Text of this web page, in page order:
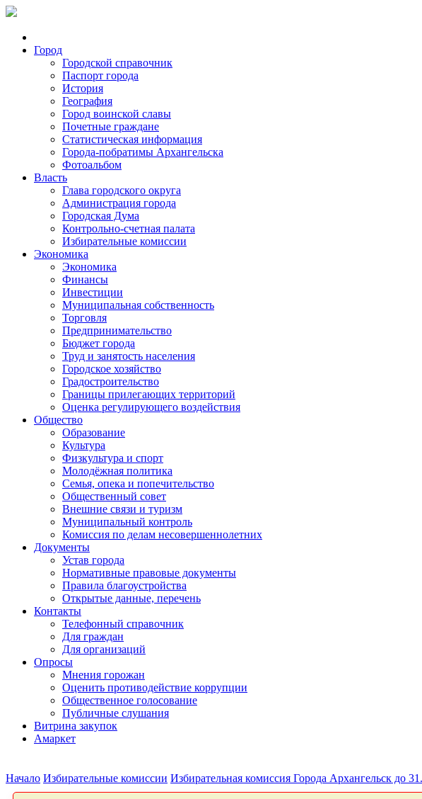
Город
Городской справочник
Паспорт города
История
География
Город воинской славы
Почетные граждане
Статистическая информация
Города-побратимы Архангельска
Фотоальбом
Власть
Глава городского округа
Администрация города
Городская Дума
Контрольно-счетная палата
Избирательные комиссии
Экономика
Экономика
Финансы
Инвестиции
Муниципальная собственность
Торговля
Предпринимательство
Бюджет города
Труд и занятость населения
Городское хозяйство
Градостроительство
Границы прилегающих территорий
Оценка регулирующего воздействия
Общество
Образование
Культура
Физкультура и спорт
Молодёжная политика
Семья, опека и попечительство
Общественный совет
Внешние связи и туризм
Муниципальный контроль
Комиссия по делам несовершеннолетних
Документы
Устав города
Нормативные правовые документы
Правила благоустройства
Открытые данные, перечень
Контакты
Телефонный справочник
Для граждан
Для организаций
Опросы
Мнения горожан
Оценить противодействие коррупции
Общественное голосование
Публичные слушания
Витрина закупок
Амаркет
Начало Избирательные комиссии Избирательная комиссия Города Архангельск до